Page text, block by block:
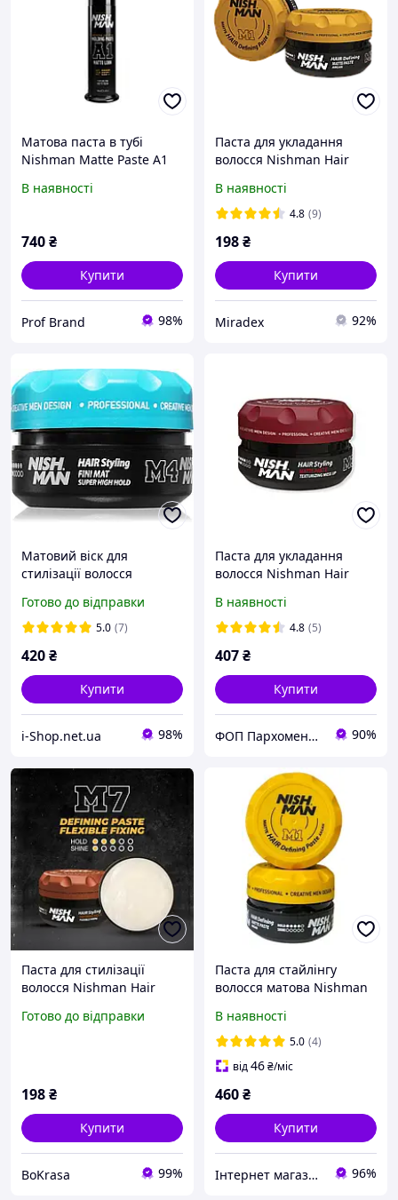
Матова паста в тубі
Nishman Matte Paste A1
В наявності
740₴
Купити
Prof Brand 98%
Паста для укладання
волосся Nishman Hair
30мл
В наявності
4.8 (9)
198₴
Купити
Miradex 92%
Матовий віск для
стилізації волосся
Styling Wax M4 100 мл
Готово до відправки
5.0 (7)
420₴
Купити
i-Shop.net.ua 98%
Паста для укладання
волосся Nishman Hair
ml
В наявності
4.8 (5)
407₴
Купити
ФОП Пархоменко А.В 90%
Паста для стилізації
волосся Nishman Hair
Gold One, 30 мл (Аромат
Готово до відправки
198₴
Купити
BoKrasa 99%
Паста для стайлінгу
волосся матова Nishman
M1
В наявності
5.0 (4)
від46₴/міс
460₴
Купити
Інтернет магазин професійної косметики для волосся і обладнання Brand Master 96%